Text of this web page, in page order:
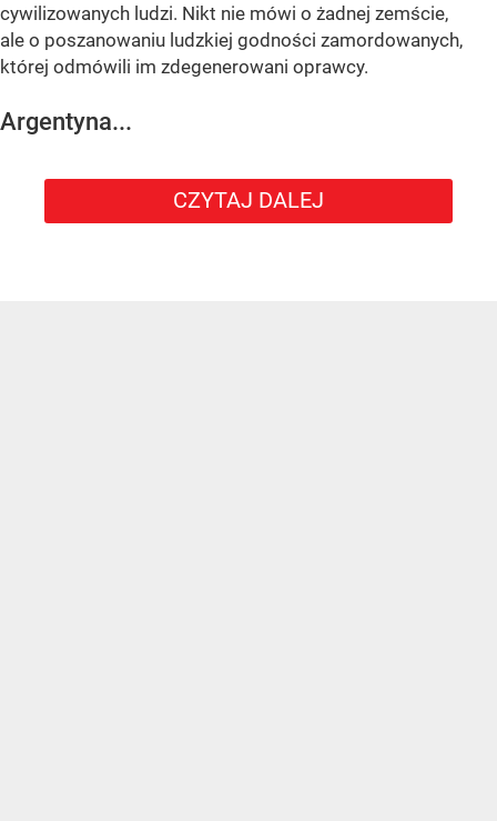
cywilizowanych ludzi. Nikt nie mówi o żadnej zemście,
ale o poszanowaniu ludzkiej godności zamordowanych,
której odmówili im zdegenerowani oprawcy.
Argentyna...
CZYTAJ DALEJ